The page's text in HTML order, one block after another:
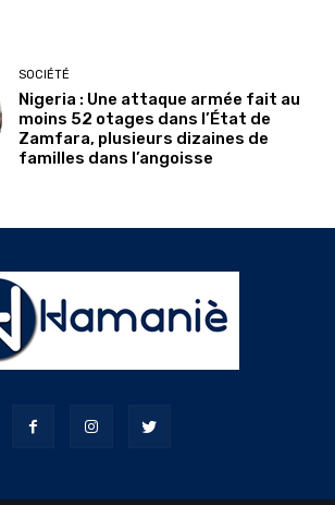
SOCIÉTÉ
Nigeria : Une attaque armée fait au
moins 52 otages dans l’État de
Zamfara, plusieurs dizaines de
familles dans l’angoisse